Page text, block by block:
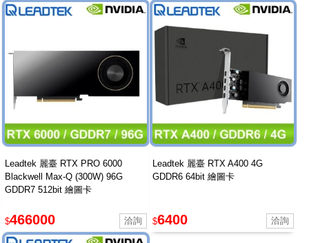
Leadtek 麗臺 RTX PRO 6000
Blackwell Max-Q (300W) 96G
GDDR7 512bit 繪圖卡
$466000
Leadtek 麗臺 RTX A400 4G
GDDR6 64bit 繪圖卡
$6400